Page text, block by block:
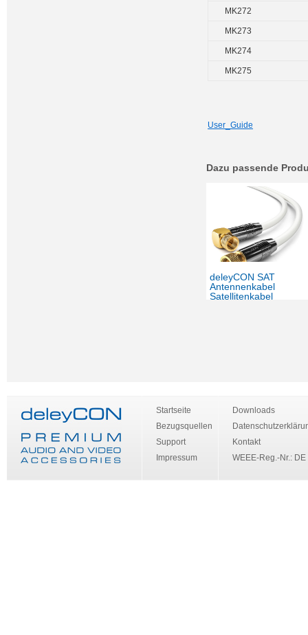
MK272
MK273
MK274
MK275
User_Guide
Dazu passende
deleyCON SAT
Antennenkabel
Satellitenkabel
Startseite
Bezugsquellen
Support
Impressum
Downloads
Kontakt
WEEE-Reg.-Nr.: